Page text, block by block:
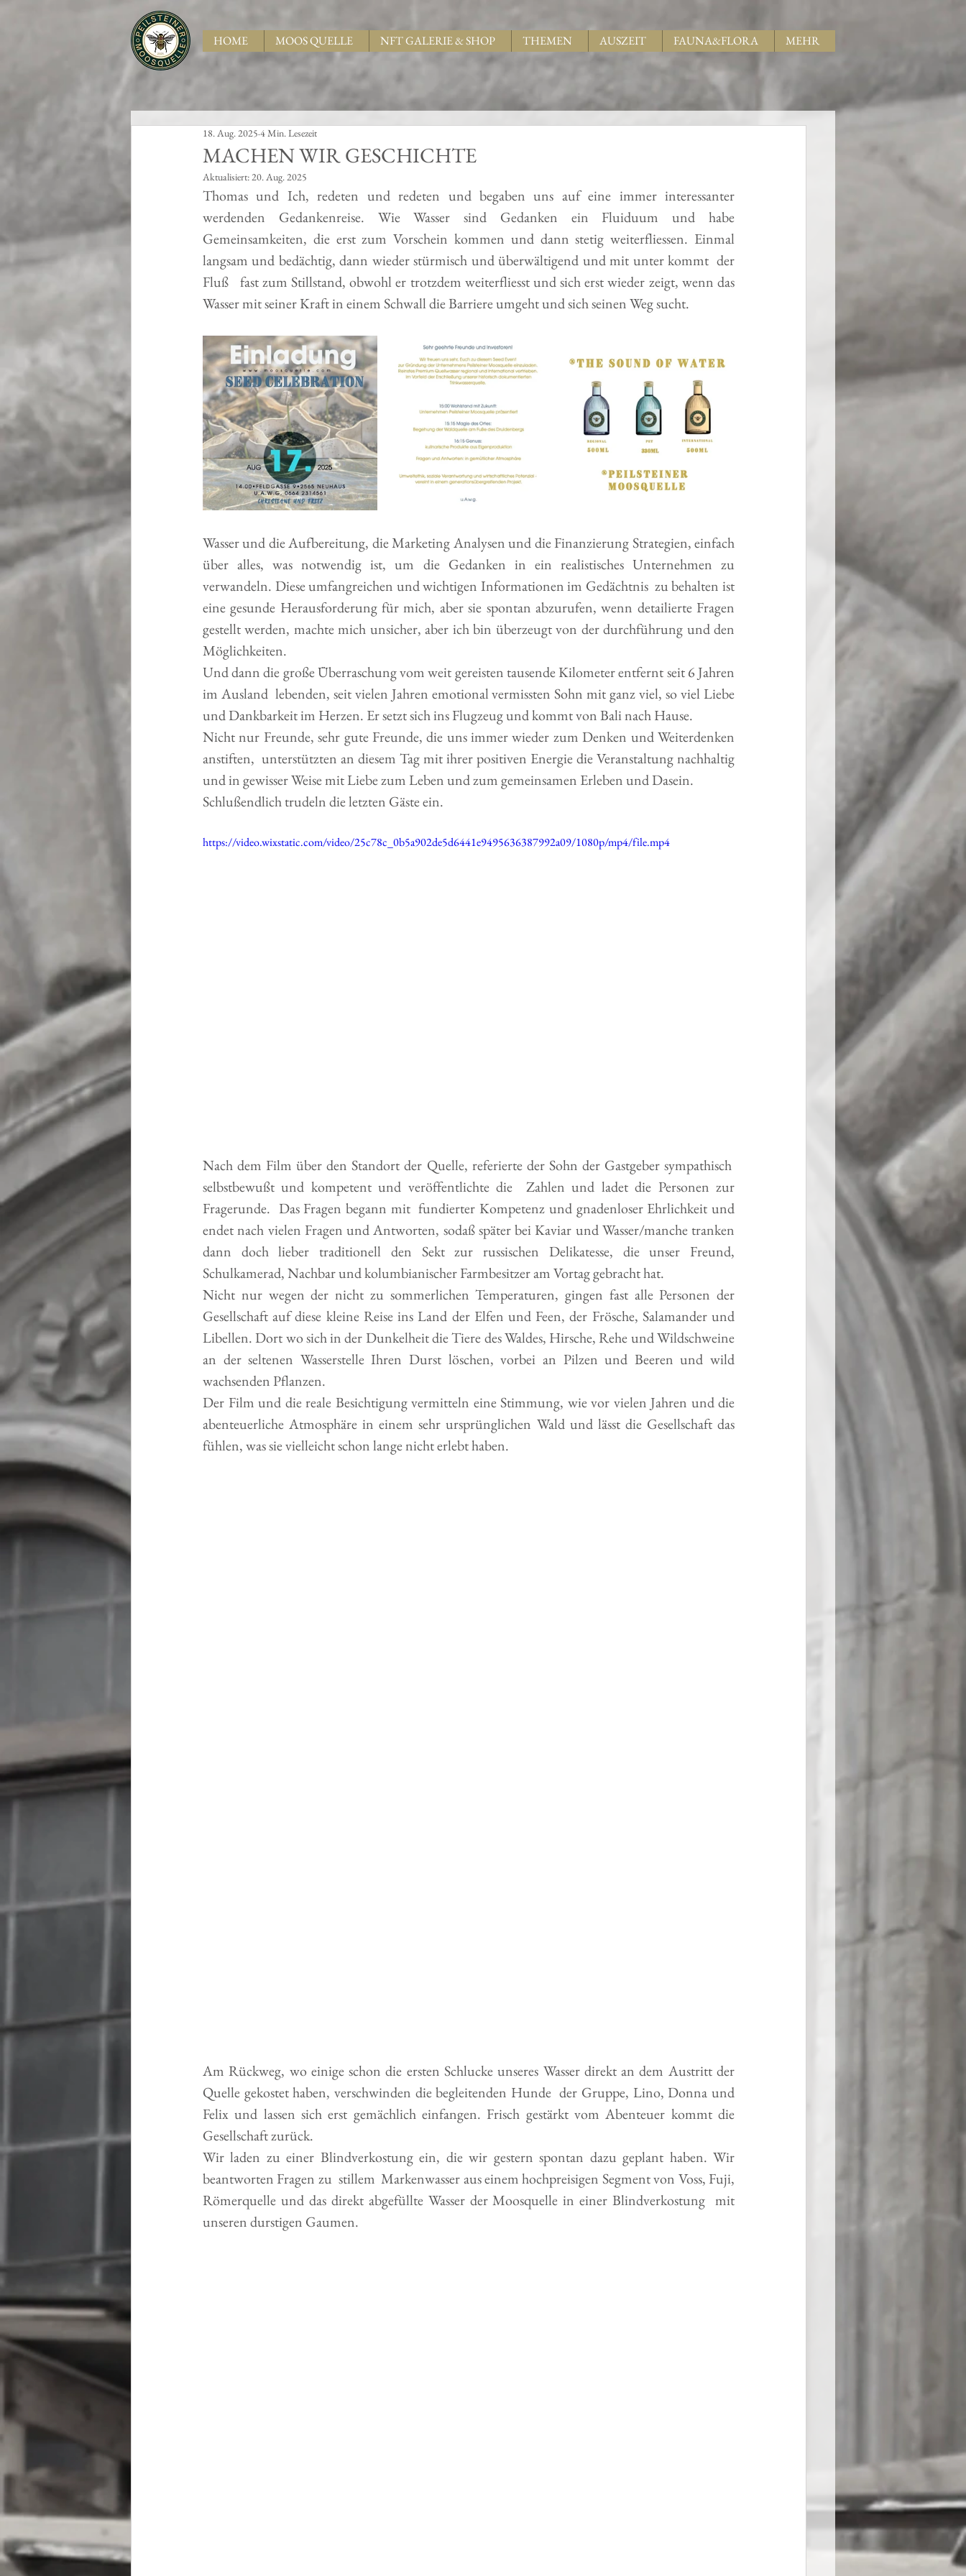
HOME MOOS QUELLE NFT GALERIE & SHOP THEMEN AUSZEIT FAUNA&FLORA MEHR
MACHEN WIR GESCHICHTE
18. Aug. 2025 4 Min. Lesezeit
Aktualisiert:20. Aug. 2025
Thomas und Ich, redeten und redeten und begaben uns auf eine immer interessanter
werdenden Gedankenreise. Wie Wasser sind Gedanken ein Fluiduum und habe
Gemeinsamkeiten, die erst zum Vorschein kommen und dann stetig weiterfliessen. Einmal
langsam und bedächtig, dann wieder stürmisch und überwältigend und mit unter kommt  der
Fluß   fast zum Stillstand, obwohl er trotzdem weiterfliesst und sich erst wieder zeigt, wenn das
Wasser mit seiner Kraft in einem Schwall die Barriere umgeht und sich seinen Weg sucht.
Wasser und die Aufbereitung, die Marketing Analysen und die Finanzierung Strategien, einfach
über alles, was notwendig ist, um die Gedanken in ein realistisches Unternehmen zu
verwandeln. Diese umfangreichen und wichtigen Informationen im Gedächtnis  zu behalten ist
eine gesunde Herausforderung für mich, aber sie spontan abzurufen, wenn detailierte Fragen
gestellt werden, machte mich unsicher, aber ich bin überzeugt von der durchführung und den
Möglichkeiten.
Und dann die große Überraschung vom weit gereisten tausende Kilometer entfernt seit 6 Jahren
im Ausland  lebenden, seit vielen Jahren emotional vermissten Sohn mit ganz viel, so viel Liebe
und Dankbarkeit im Herzen. Er setzt sich ins Flugzeug und kommt von Bali nach Hause.
Nicht nur Freunde, sehr gute Freunde, die uns immer wieder zum Denken und Weiterdenken
anstiften,  unterstützten an diesem Tag mit ihrer positiven Energie die Veranstaltung nachhaltig
und in gewisser Weise mit Liebe zum Leben und zum gemeinsamen Erleben und Dasein.
Schlußendlich trudeln die letzten Gäste ein.
https://video.wixstatic.com/video/25c78c_0b5a902de5d6441e9495636387992a09/1080p/mp4/file.mp4
Nach dem Film über den Standort der Quelle, referierte der Sohn der Gastgeber sympathisch
selbstbewußt und kompetent und veröffentlichte die  Zahlen und ladet die Personen zur
Fragerunde.  Das Fragen begann mit  fundierter Kompetenz und gnadenloser Ehrlichkeit und
endet nach vielen Fragen und Antworten, sodaß später bei Kaviar und Wasser/manche tranken
dann doch lieber traditionell den Sekt zur russischen Delikatesse, die unser Freund,
Schulkamerad, Nachbar und kolumbianischer Farmbesitzer am Vortag gebracht hat.
Nicht nur wegen der nicht zu sommerlichen Temperaturen, gingen fast alle Personen der
Gesellschaft auf diese kleine Reise ins Land der Elfen und Feen, der Frösche, Salamander und
Libellen. Dort wo sich in der Dunkelheit die Tiere des Waldes, Hirsche, Rehe und Wildschweine
an der seltenen Wasserstelle Ihren Durst löschen, vorbei an Pilzen und Beeren und wild
wachsenden Pflanzen.
Der Film und die reale Besichtigung vermitteln eine Stimmung, wie vor vielen Jahren und die
abenteuerliche Atmosphäre in einem sehr ursprünglichen Wald und lässt die Gesellschaft das
fühlen, was sie vielleicht schon lange nicht erlebt haben.
Am Rückweg, wo einige schon die ersten Schlucke unseres Wasser direkt an dem Austritt der
Quelle gekostet haben, verschwinden die begleitenden Hunde  der Gruppe, Lino, Donna und
Felix und lassen sich erst gemächlich einfangen. Frisch gestärkt vom Abenteuer kommt die
Gesellschaft zurück.
Wir laden zu einer Blindverkostung ein, die wir gestern spontan dazu geplant haben. Wir
beantworten Fragen zu  stillem  Markenwasser aus einem hochpreisigen Segment von Voss, Fuji,
Römerquelle und das direkt abgefüllte Wasser der Moosquelle in einer Blindverkostung  mit
unseren durstigen Gaumen.